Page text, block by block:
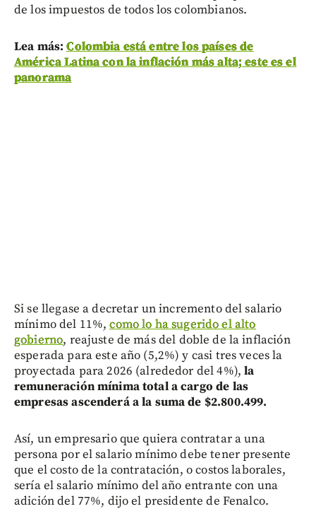
de los impuestos de todos los colombianos.
Lea más:Colombia está entre los países de
América Latina con la inflación más alta; este es el
panorama
Si se llegase a decretar un incremento del salario
mínimo del 11%,como lo ha sugerido el alto
gobierno, reajuste de más del doble de la inflación
esperada para este año (5,2%) y casi tres veces la
proyectada para 2026 (alrededor del 4%), la
remuneración mínima total a cargo de las
empresas ascenderá a la suma de $2.800.499.
Así, un empresario que quiera contratar a una
persona por el salario mínimo debe tener presente
que el costo de la contratación, o costos laborales,
sería el salario mínimo del año entrante con una
adición del 77%, dijo el presidente de Fenalco.